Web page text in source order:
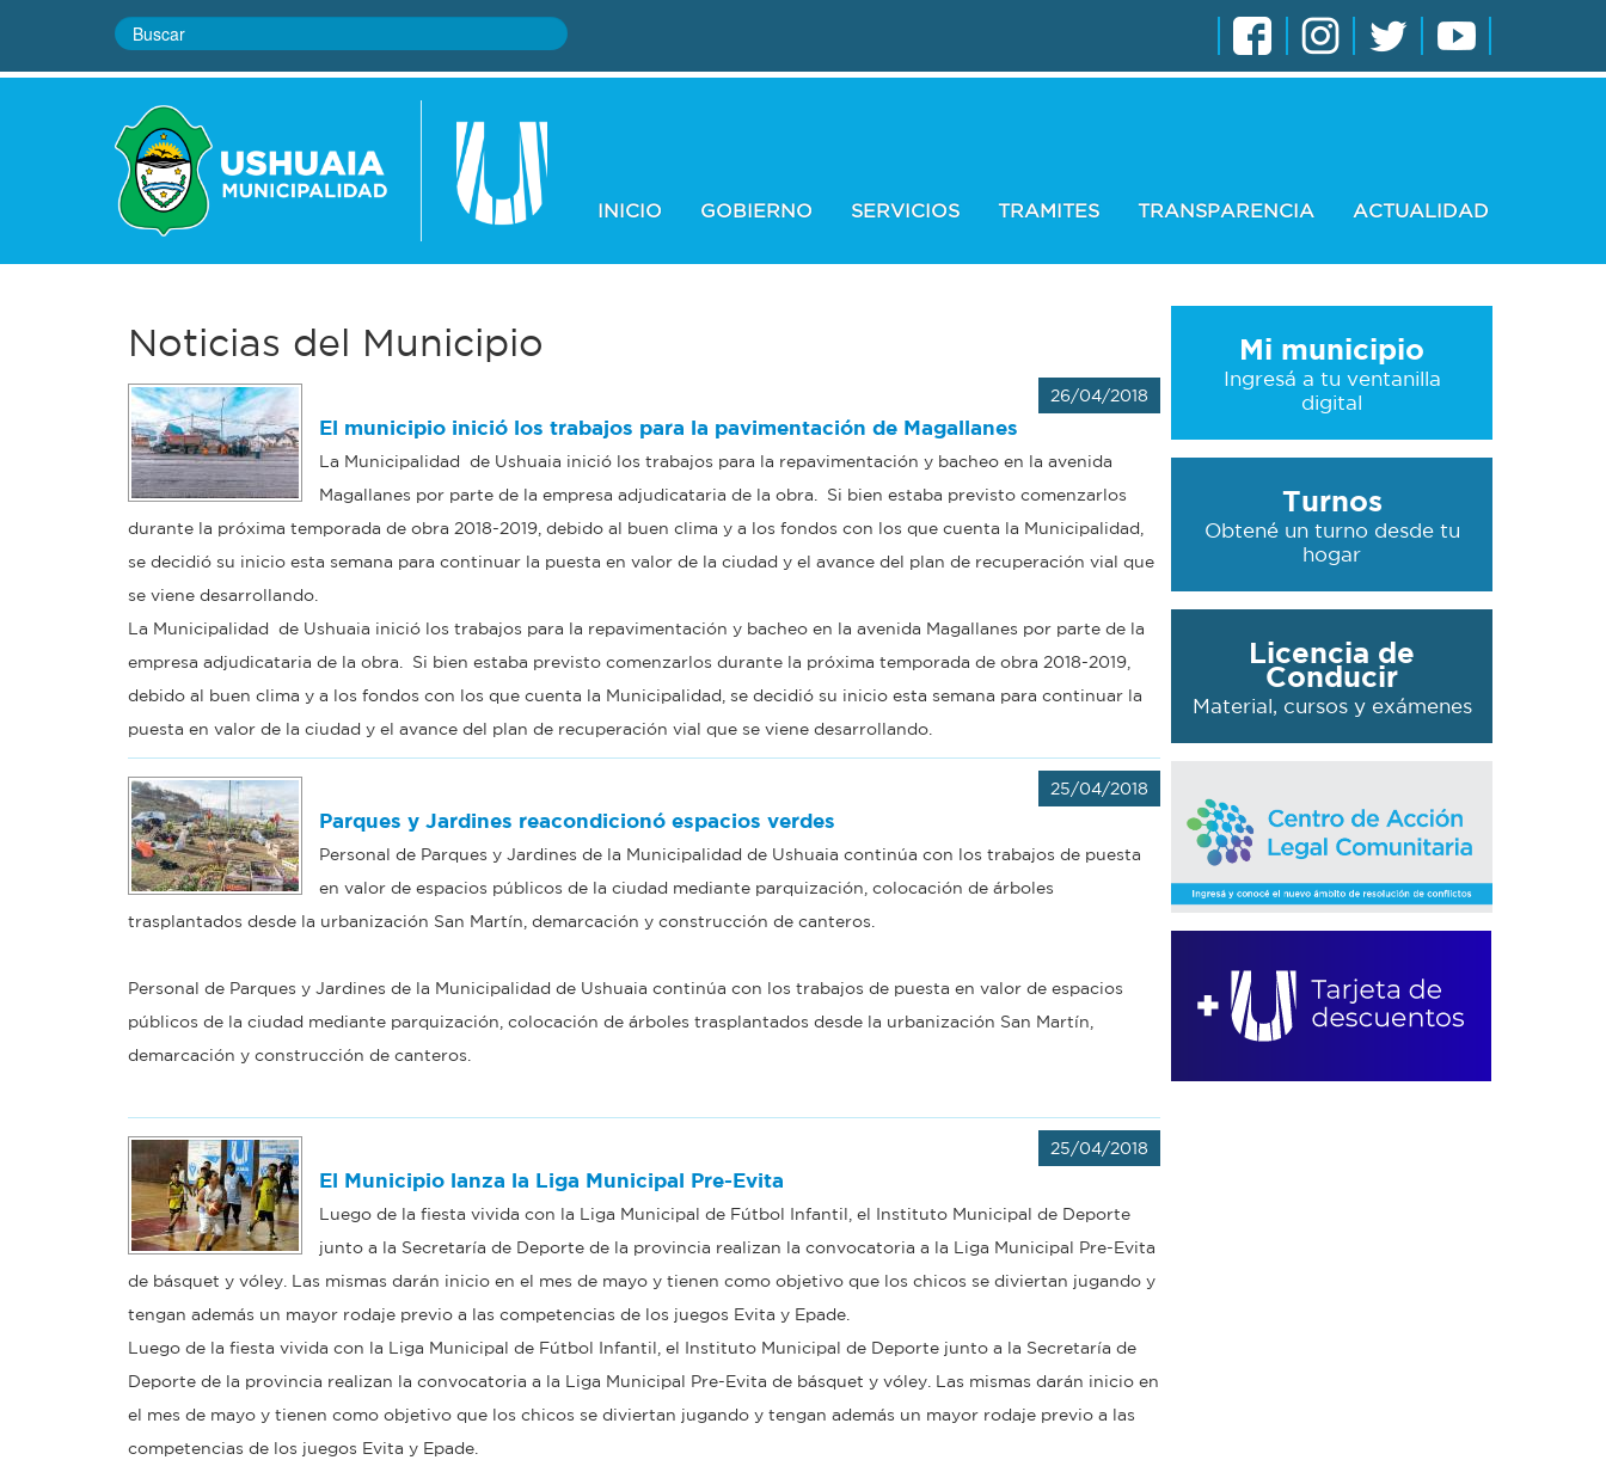
INICIO GOBIERNO SERVICIOS TRAMITES TRANSPARENCIA ACTUALIDAD
Noticias del Municipio
26/04/2018
El municipio inició los trabajos para la pavimentación de Magallanes
La Municipalidad de Ushuaia inició los trabajos para la repavimentación y bacheo en la avenida
Magallanes por parte de la empresa adjudicataria de la obra. Si bien estaba previsto comenzarlos
durante la próxima temporada de obra 2018-2019, debido al buen clima y a los fondos con los que cuenta la Municipalidad,
se decidió su inicio esta semana para continuar la puesta en valor de la ciudad y el avance del plan de recuperación vial que
se viene desarrollando.
La Municipalidad de Ushuaia inició los trabajos para la repavimentación y bacheo en la avenida Magallanes por parte de la
empresa adjudicataria de la obra. Si bien estaba previsto comenzarlos durante la próxima temporada de obra 2018-2019,
debido al buen clima y a los fondos con los que cuenta la Municipalidad, se decidió su inicio esta semana para continuar la
puesta en valor de la ciudad y el avance del plan de recuperación vial que se viene desarrollando.
25/04/2018
Parques y Jardines reacondicionó espacios verdes
Personal de Parques y Jardines de la Municipalidad de Ushuaia continúa con los trabajos de puesta
en valor de espacios públicos de la ciudad mediante parquización, colocación de árboles
trasplantados desde la urbanización San Martín, demarcación y construcción de canteros.
Personal de Parques y Jardines de la Municipalidad de Ushuaia continúa con los trabajos de puesta en valor de espacios
públicos de la ciudad mediante parquización, colocación de árboles trasplantados desde la urbanización San Martín,
demarcación y construcción de canteros.
25/04/2018
El Municipio lanza la Liga Municipal Pre-Evita
Luego de la fiesta vivida con la Liga Municipal de Fútbol Infantil, el Instituto Municipal de Deporte
junto a la Secretaría de Deporte de la provincia realizan la convocatoria a la Liga Municipal Pre-Evita
de básquet y vóley. Las mismas darán inicio en el mes de mayo y tienen como objetivo que los chicos se diviertan jugando y
tengan además un mayor rodaje previo a las competencias de los juegos Evita y Epade.
Luego de la fiesta vivida con la Liga Municipal de Fútbol Infantil, el Instituto Municipal de Deporte junto a la Secretaría de
Deporte de la provincia realizan la convocatoria a la Liga Municipal Pre-Evita de básquet y vóley. Las mismas darán inicio en
el mes de mayo y tienen como objetivo que los chicos se diviertan jugando y tengan además un mayor rodaje previo a las
competencias de los juegos Evita y Epade.
Mi municipio
Ingresá a tu ventanilla
digital
Turnos
Obtené un turno desde tu
hogar
Licencia de
Conducir
Material, cursos y exámenes